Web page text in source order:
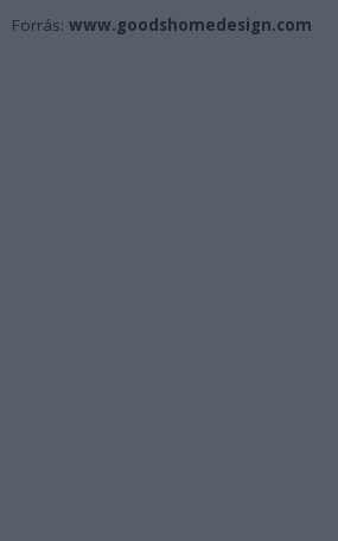
Forrás: www.goodshomedesign.com